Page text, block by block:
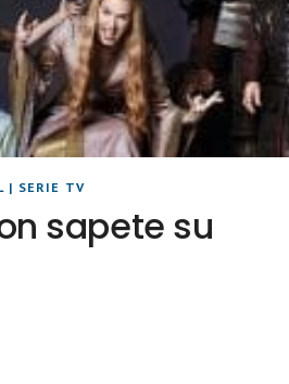
| SERIE TV
sapete su